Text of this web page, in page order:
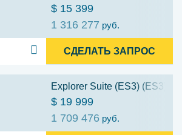
$ 15 399
1 316 277 руб.
СДЕЛАТЬ ЗАПРОС
Explorer Suite (ES3) (ES3)
$ 19 999
1 709 476 руб.